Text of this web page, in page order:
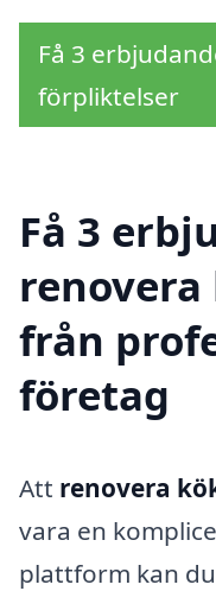
Få 3
förpliktelser
Få 3
från
företag
Att renovera
vara en
plattform kan